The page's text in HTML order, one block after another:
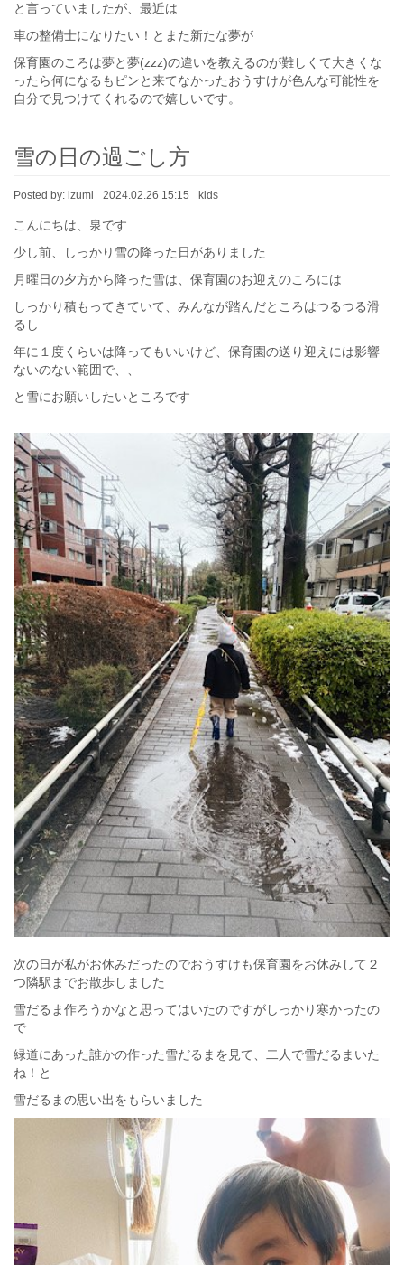
と言っていましたが、最近は
車の整備士になりたい！とまた新たな夢が
保育園のころは夢と夢(zzz)の違いを教えるのが難しくて大きくな
ったら何になるもピンと来てなかったおうすけが色んな可能性を
自分で見つけてくれるので嬉しいです。
雪の日の過ごし方
Posted by: izumi 2024.02.26 15:15 kids
こんにちは、泉です
少し前、しっかり雪の降った日がありました
月曜日の夕方から降った雪は、保育園のお迎えのころには
しっかり積もってきていて、みんなが踏んだところはつるつる滑
るし
年に１度くらいは降ってもいいけど、保育園の送り迎えには影響
ないのない範囲で、、
と雪にお願いしたいところです
次の日が私がお休みだったのでおうすけも保育園をお休みして２
つ隣駅までお散歩しました
雪だるま作ろうかなと思ってはいたのですがしっかり寒かったの
で
緑道にあった誰かの作った雪だるまを見て、二人で雪だるまいた
ね！と
雪だるまの思い出をもらいました